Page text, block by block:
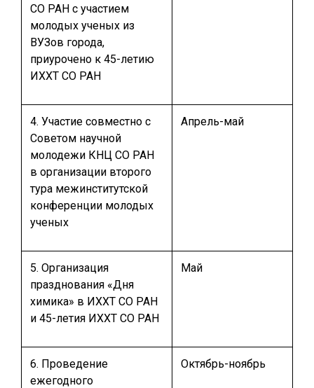
СО РАН c участием
молодых ученых из
ВУЗов города,
приурочено к 45-летию
ИХХТ СО РАН
4. Участие совместно с
Советом научной
молодежи КНЦ СО РАН
в организации второго
тура межинститутской
конференции молодых
ученых
Апрель-май
5. Организация
празднования «Дня
химика» в ИХХТ СО РАН
и 45-летия ИХХТ СО РАН
Май
6. Проведение
ежегодного
Октябрь-ноябрь